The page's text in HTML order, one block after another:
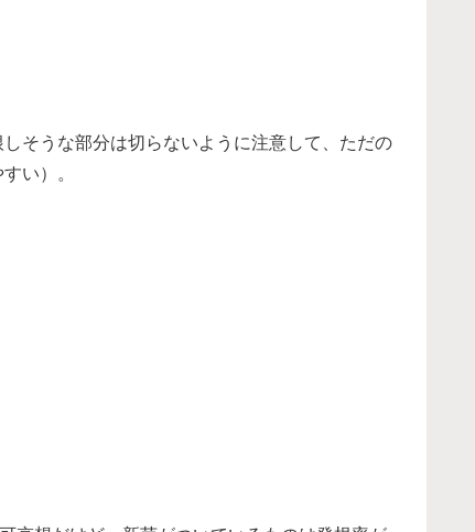
そうな部分は切らないように注意して、ただの
い）。